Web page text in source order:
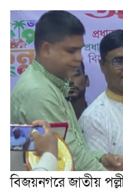
বিজয়নগরে জাতীয়